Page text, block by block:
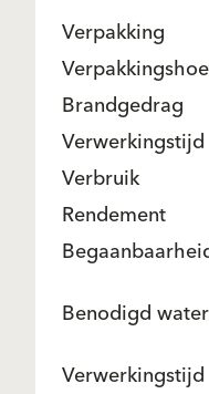
Verpakking
Brandgedrag
Verwerkingstijd
Verbruik
Rendement
Benodigd water
Verwerkingstijd